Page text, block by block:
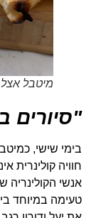
מיטבל אצל
"סיורים
בימי שישי, כמיטב
חוויה קולינרית
אנשי הקולינריה
טעימה במיוחד